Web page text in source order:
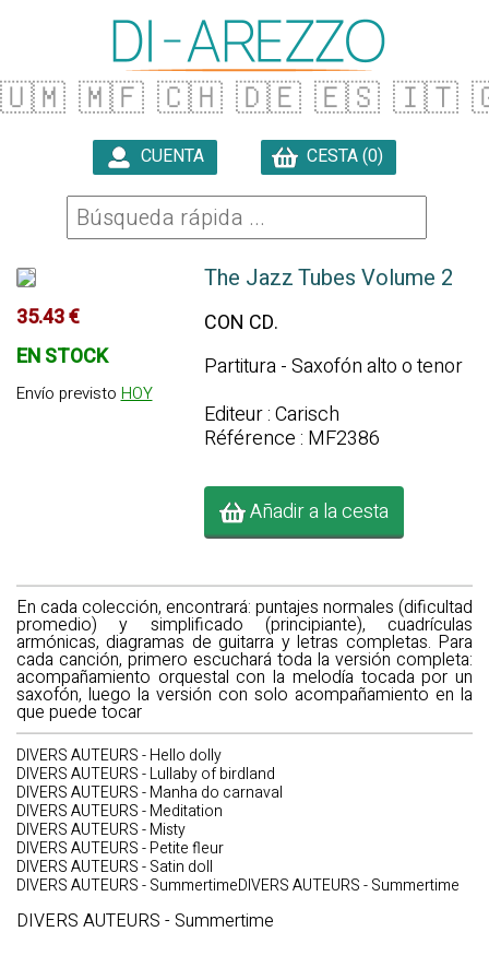
🇺🇲 🇲🇫 🇨🇭 🇩🇪 🇪🇸 🇮🇹
CUENTA CESTA (0)
35.43 €
EN STOCK
Envío previsto HOY
The Jazz Tubes Volume 2
CON CD.
Partitura - Saxofón alto o tenor
Editeur : Carisch
Référence : MF2386
Añadir a la cesta
En cada colección, encontrará: puntajes normales (dificultad
promedio) y simplificado (principiante), cuadrículas
armónicas, diagramas de guitarra y letras completas. Para
cada canción, primero escuchará toda la versión completa:
acompañamiento orquestal con la melodía tocada por un
saxofón, luego la versión con solo acompañamiento en la
que puede tocar
DIVERS AUTEURS - Hello dolly
DIVERS AUTEURS - Lullaby of birdland
DIVERS AUTEURS - Manha do carnaval
DIVERS AUTEURS - Meditation
DIVERS AUTEURS - Misty
DIVERS AUTEURS - Petite fleur
DIVERS AUTEURS - Satin doll
DIVERS AUTEURS - SummertimeDIVERS AUTEURS - Summertime
DIVERS AUTEURS - Summertime